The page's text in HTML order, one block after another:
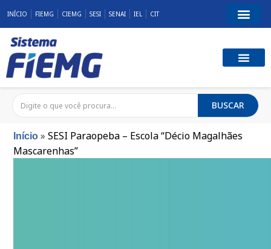
INÍCIO FIEMG CIEMG SESI SENAI IEL CIT
BUSCAR
Início »SESI Paraopeba – Escola “Décio Magalhães
Mascarenhas”